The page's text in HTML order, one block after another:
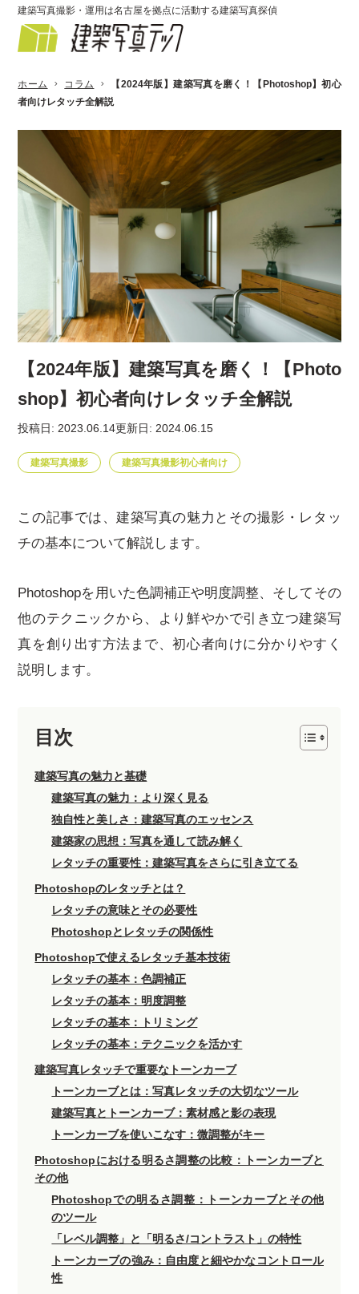
建築写真撮影・運用は名古屋を拠点に活動する建築写真探偵
ホーム コラム
【2024年版】建築写真を磨く！【Photoshop】初心
者向けレタッチ全解説
【2024年版】建築写真を磨く！【Photo
shop】初心者向けレタッチ全解説
投稿日: 2023.06.14更新日: 2024.06.15
建築写真撮影 建築写真撮影初心者向け
この記事では、建築写真の魅力とその撮影・レタッ
チの基本について解説します。
Photoshopを用いた色調補正や明度調整、そしてその
他のテクニックから、より鮮やかで引き立つ建築写
真を創り出す方法まで、初心者向けに分かりやすく
説明します。
目次
建築写真の魅力と基礎
建築写真の魅力：より深く見る
独自性と美しさ：建築写真のエッセンス
建築家の思想：写真を通して読み解く
レタッチの重要性：建築写真をさらに引き立てる
Photoshopのレタッチとは？
レタッチの意味とその必要性
Photoshopとレタッチの関係性
Photoshopで使えるレタッチ基本技術
レタッチの基本：色調補正
レタッチの基本：明度調整
レタッチの基本：トリミング
レタッチの基本：テクニックを活かす
建築写真レタッチで重要なトーンカーブ
トーンカーブとは：写真レタッチの大切なツール
建築写真とトーンカーブ：素材感と影の表現
トーンカーブを使いこなす：微調整がキー
Photoshopにおける明るさ調整の比較：トーンカーブと
その他
Photoshopでの明るさ調整：トーンカーブとその他
のツール
「レベル調整」と「明るさ/コントラスト」の特性
トーンカーブの強み：自由度と細やかなコントロール
性